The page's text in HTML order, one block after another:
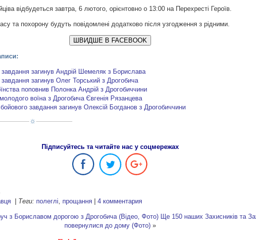
відбудеться завтра, 6 лютого, орієнтовно о 13:00 на Перехресті Героїв.
та похорону будуть повідомлені додатково після узгодження з рідними.
ШВИДШЕ В FACEBOOK
загинув Андрій Шемеляк з Борислава
загинув Олег Торський з Дрогобича
поповнив Полонка Андрій з Дрогобиччини
воїна з Дрогобича Євгенія Рязанцева
завдання загинув Олексій Богданов з Дрогобиччини
Підписуйтесь та читайте нас у соцмережах
| Теги: полеглі прощання |4 комментария
з Бориславом дорогою з Дрогобича (Відео, Фото) Ще 150 наших Захисників та
повернулися до дому (Фото)»